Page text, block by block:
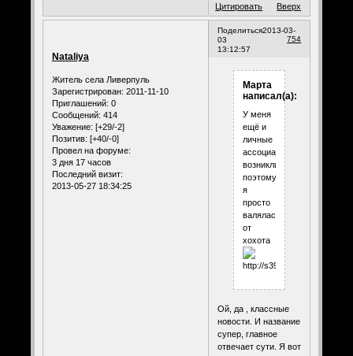
Цитировать Вверх
Поделиться
754
2013-03-
03
13:12:57
Nataliya
Житель села Ливерпуль
Зарегистрирован: 2011-11-10
Приглашений: 0
Сообщений: 414
Уважение: [+29/-2]
Позитив: [+40/-0]
Провел на форуме:
3 дня 17 часов
Последний визит:
2013-05-27 18:34:25
Марта
написал(а):
У меня
ещё и
личные
ассоциации
возникли,
поэтому
я
просто
валялась
от
хохота
Ой, да , классные
новости. И название
супер, главное
отвечает сути. Я вот